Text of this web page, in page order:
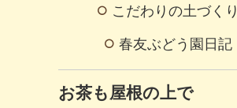
こだわりの土づくり
春友ぶどう園日記
お茶も屋根の上で